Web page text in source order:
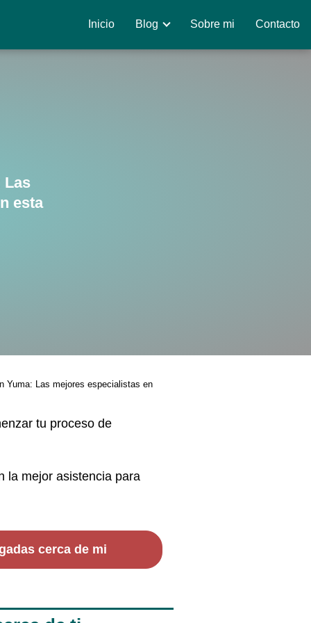
Inicio Blog Sobre mi Contacto
Las
esta
Yuma: Las mejores especialistas en
tu proceso de
la mejor asistencia para
cerca de mi